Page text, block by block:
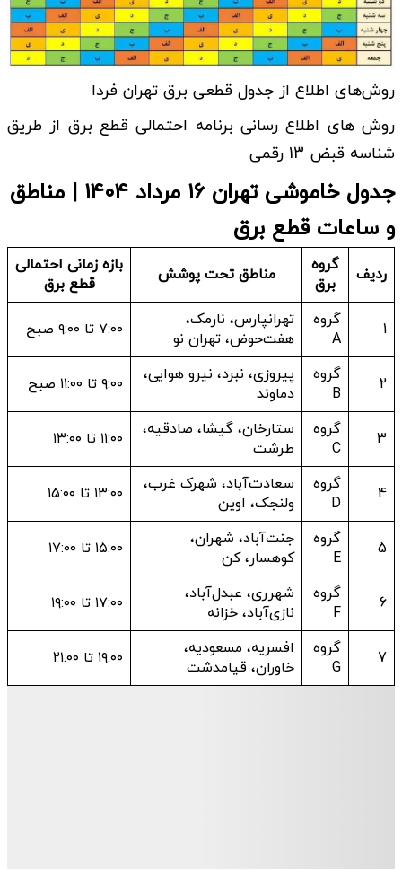
روش‌های اطلاع‌ از جدول قطعی برق تهران فردا
روش های اطلاع رسانی برنامه احتمالی قطع برق از طریق
شناسه قبض 13 رقمی
جدول خاموشی تهران ۱۶ مرداد ۱۴۰۴ | مناطق
و ساعات قطع برق
ردیف
گروه
برق
مناطق تحت پوشش
بازه زمانی احتمالی
قطع برق
1
گروه
A
تهرانپارس، نارمک،
هفت‌حوض، تهران نو
۷:۰۰ تا ۹:۰۰ صبح
2
گروه
B
پیروزی، نبرد، نیرو هوایی،
دماوند
۹:۰۰ تا ۱۱:۰۰ صبح
3
گروه
C
ستارخان، گیشا، صادقیه،
طرشت
۱۱:۰۰ تا ۱۳:۰۰
4
گروه
D
سعادت‌آباد، شهرک غرب،
ولنجک، اوین
۱۳:۰۰ تا ۱۵:۰۰
5
گروه
E
جنت‌آباد، شهران،
کوهسار، کن
۱۵:۰۰ تا ۱۷:۰۰
6
گروه
F
شهرری، عبدل‌آباد،
نازی‌آباد، خزانه
۱۷:۰۰ تا ۱۹:۰۰
7
گروه
G
افسریه، مسعودیه،
خاوران، قیامدشت
۱۹:۰۰ تا ۲۱:۰۰